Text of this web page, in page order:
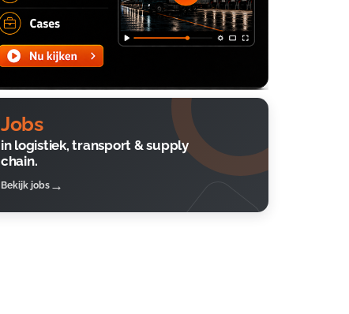
Jobs
in logistiek, transport & supply
chain.
Bekijk jobs